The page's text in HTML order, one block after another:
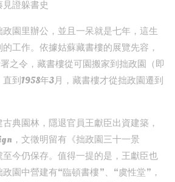
證躲書史
園里辦公，並且一呆就是七年，這生
工作。依據姑蘇藏書樓的展覽先容，
之令，藏書樓從可園搬家到拙政園（即
到1958年3月，藏書樓才從拙政園遷到
典園林，隱退官員王獻臣出資建築，
，文徵明留有《拙政園三十一景
今仍保存。值得一提的是，王獻臣也
園中營建有“臨頓書樓”、“虞性堂”，